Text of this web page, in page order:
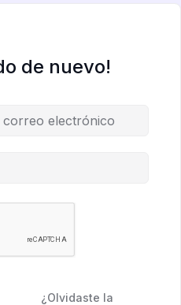
de nuevo!
¿Olvidaste la